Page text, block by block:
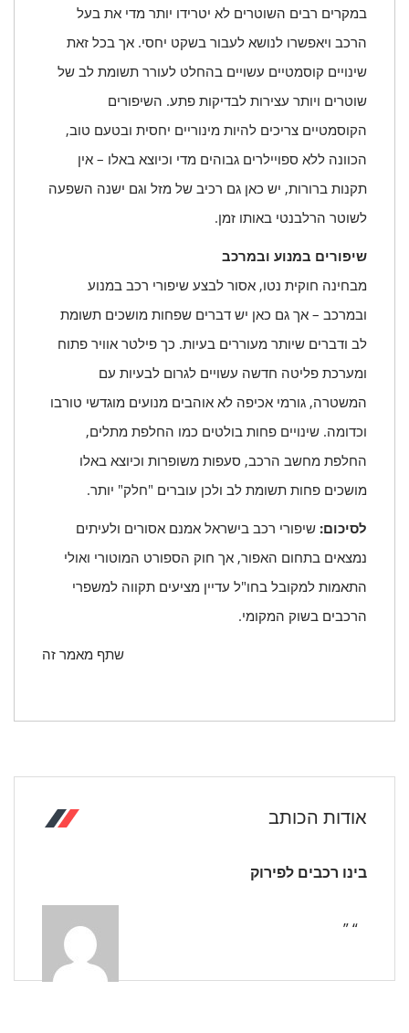
במקרים רבים השוטרים לא יטרידו יותר מדי את בעל
הרכב ויאפשרו לנושא לעבור בשקט יחסי. אך בכל זאת
שינויים קוסמטיים עשויים בהחלט לעורר תשומת לב של
שוטרים ויותר עצירות לבדיקות פתע. השיפורים
הקוסמטיים צריכים להיות מינוריים יחסית ובטעם טוב,
הכוונה ללא ספויילרים גבוהים מדי וכיוצא באלו – אין
תקנות ברורות, יש כאן גם רכיב של מזל וגם ישנה השפעה
לשוטר הרלבנטי באותו זמן.
שיפורים במנוע ובמרכב
מבחינה חוקית נטו, אסור לבצע שיפורי רכב במנוע
ובמרכב – אך גם כאן יש דברים שפחות מושכים תשומת
לב ודברים שיותר מעוררים בעיות. כך פילטר אוויר פתוח
ומערכת פליטה חדשה עשויים לגרום לבעיות עם
המשטרה, גורמי אכיפה לא אוהבים מנועים מוגדשי טורבו
וכדומה. שינויים פחות בולטים כמו החלפת מתלים,
החלפת מחשב הרכב, סעפות משופרות וכיוצא באלו
מושכים פחות תשומת לב ולכן עוברים "חלק" יותר.
לסיכום: שיפורי רכב בישראל אמנם אסורים ולעיתים
נמצאים בתחום האפור, אך חוק הספורט המוטורי ואולי
התאמות למקובל בחו"ל עדיין מציעים תקווה למשפרי
הרכבים בשוק המקומי.
שתף מאמר זה
אודות הכותב
בינו רכבים לפירוק
“ ”